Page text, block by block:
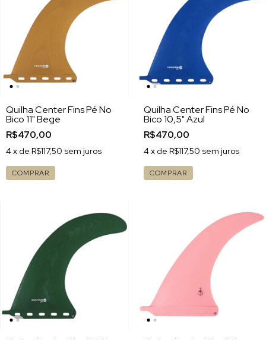
Quilha Center Fins Pé No
Bico 11" Bege
R$470,00
4 x de R$117,50 sem juros
COMPRAR
Quilha Center Fins Pé No
Bico 10,5" Azul
R$470,00
4 x de R$117,50 sem juros
COMPRAR